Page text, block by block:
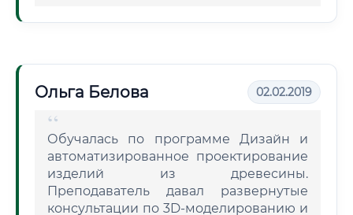
Ольга Белова 02.02.2019
Обучалась по программе Дизайн и
автоматизированное проектирование
изделий из древесины.
Преподаватель давал развернутые
консультации по 3D-моделированию и